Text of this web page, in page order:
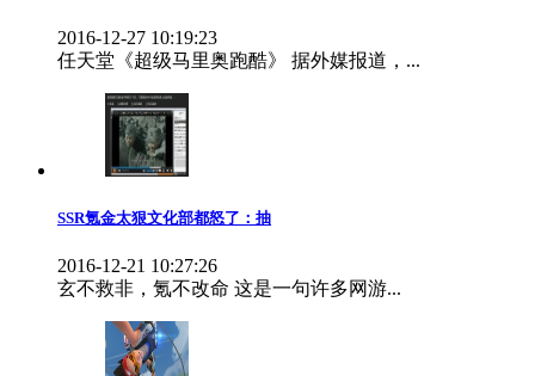
2016-12-27 10:19:23
任天堂《超级马里奥跑酷》 据外媒报道，...
SSR氪金太狠文化部都怒了：抽
2016-12-21 10:27:26
玄不救非，氪不改命 这是一句许多网游...